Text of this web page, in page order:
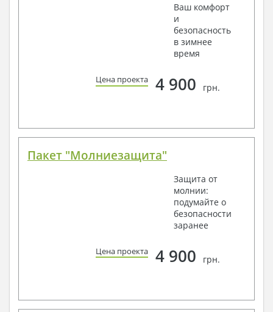
Ваш комфорт
и
безопасность
в зимнее
время
Цена проекта 4 900 грн.
Пакет "Молниезащита"
Защита от
молнии:
подумайте о
безопасности
заранее
Цена проекта 4 900 грн.